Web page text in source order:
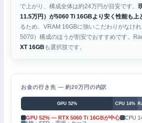
で上がり、構成全体は約24万円が目安です。
11.5万円）が5060 Ti 16GBより安く性能も上
るため、VRAM 16GBに強いこだわりがなけ
5070）構成のほうが割安でおすすめです。
XT 16GB も選択肢です。
お金の行き先 — 約20万円の内訳
GPU 52% CPU 14%
GPU 52% — RTX 5060 Ti 16GBが中心 CPU